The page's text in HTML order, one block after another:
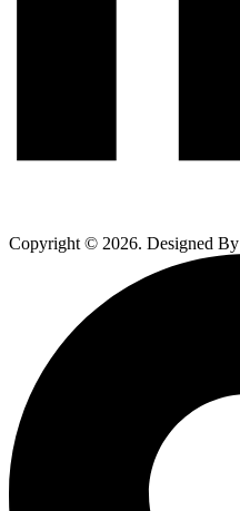
Copyright © 2026. Designed By